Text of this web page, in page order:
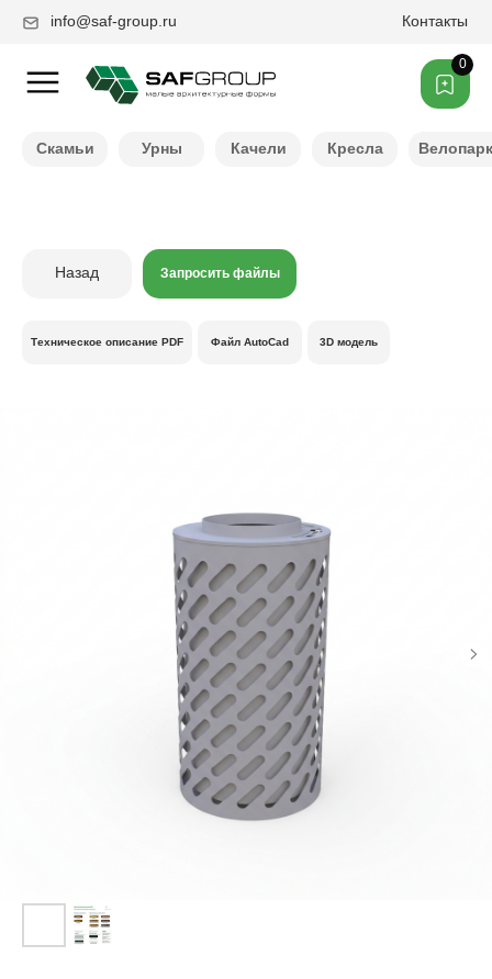
Контакты
info@saf-group.ru
0
Скамьи Урны Качели Кресла
Назад Запросить файлы
3D модель
Файл AutoCad
Техническое описание PDF